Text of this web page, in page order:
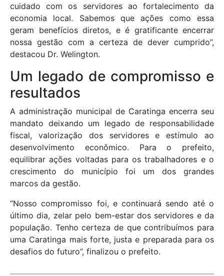
cuidado com os servidores ao fortalecimento da
economia local. Sabemos que ações como essa
geram benefícios diretos, e é gratificante encerrar
nossa gestão com a certeza de dever cumprido”,
destacou Dr. Welington.
Um legado de compromisso e
resultados
A administração municipal de Caratinga encerra seu
mandato deixando um legado de responsabilidade
fiscal, valorização dos servidores e estímulo ao
desenvolvimento econômico. Para o prefeito,
equilibrar ações voltadas para os trabalhadores e o
crescimento do município foi um dos grandes
marcos da gestão.
“Nosso compromisso foi, e continuará sendo até o
último dia, zelar pelo bem-estar dos servidores e da
população. Tenho certeza de que contribuímos para
uma Caratinga mais forte, justa e preparada para os
desafios do futuro”, finalizou o prefeito.